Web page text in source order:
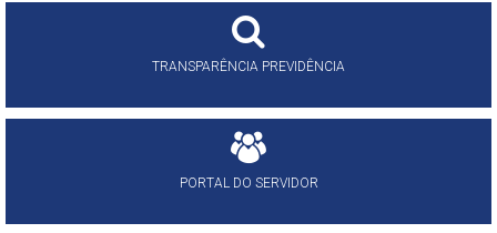
TRANSPARÊNCIA PREVIDÊNCIA
PORTAL DO SERVIDOR